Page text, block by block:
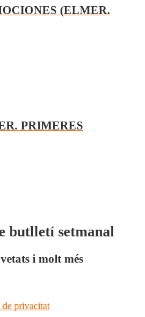
(ELMER.
PRIMERES
butlletí setmanal
i molt més
privacitat